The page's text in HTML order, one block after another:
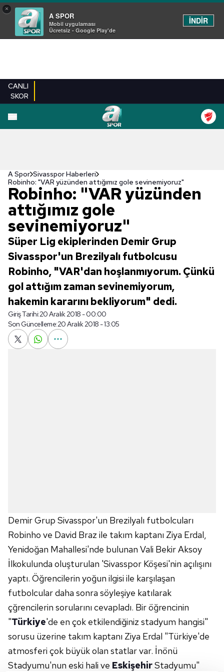
×
A SPOR
Mobil uygulaması
Ücretsiz - Google Play'de
İNDİR
CANLI
SKOR
A Spor Sivasspor Haberleri
Robinho: "VAR yüzünden attığımız gole sevinemiyoruz"
Robinho: "VAR yüzünden
attığımız gole
sevinemiyoruz"
Süper Lig ekiplerinden Demir Grup
Sivasspor'un Brezilyalı futbolcusu
Robinho, "VAR'dan hoşlanmıyorum. Çünkü
gol attığım zaman sevinemiyorum,
hakemin kararını bekliyorum" dedi.
Giriş Tarihi:20 Aralık 2018 - 00:00
Son Güncelleme:20 Aralık 2018 - 13:05
Demir Grup Sivasspor'un Brezilyalı futbolcuları
Robinho ve David Braz ile takım kaptanı Ziya Erdal,
Yenidoğan Mahallesi'nde bulunan Vali Bekir Aksoy
İlkokulunda oluşturulan 'Sivasspor Köşesi'nin açılışını
yaptı. Öğrencilerin yoğun ilgisi ile karşılaşan
futbolcular daha sonra söyleşiye katılarak
çğrencilerin sorularını cevapladı. Bir öğrencinin
"Türkiye'de en çok etkilendiğiniz stadyum hangisi"
sorusu üzerine takım kaptanı Ziya Erdal "Türkiye'de
atmosferi çok büyük olan statlar var. İnönü
Stadyumu'nun eski hali ve EskişehirStadyumu"